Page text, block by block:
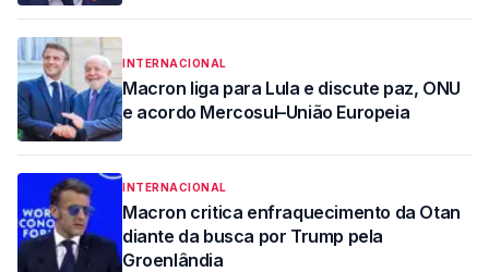
INTERNACIONAL
Macron liga para Lula e discute paz, ONU
e acordo Mercosul–União Europeia
INTERNACIONAL
Macron critica enfraquecimento da Otan
diante da busca por Trump pela
Groenlândia